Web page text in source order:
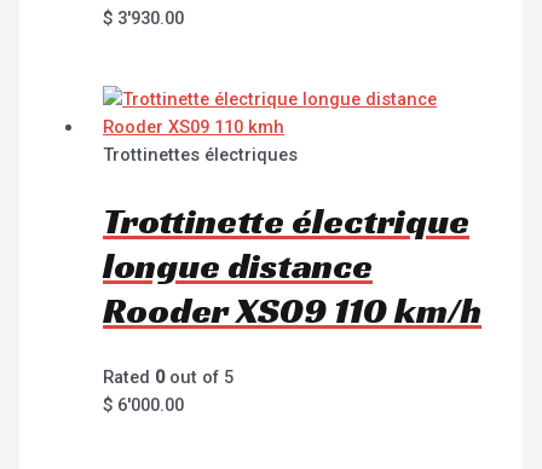
$ 3'930.00
Trottinettes électriques
Trottinette électrique
longue distance
Rooder XS09 110 km/h
Rated 0out of 5
$ 6'000.00